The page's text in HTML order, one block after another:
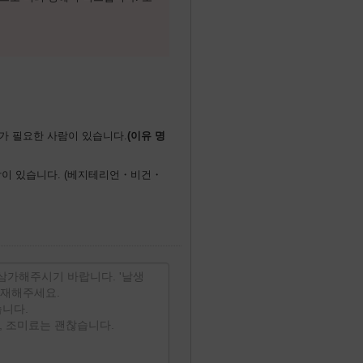
필요한 사람이 있습니다.
있습니다. (베지테리언・비건・